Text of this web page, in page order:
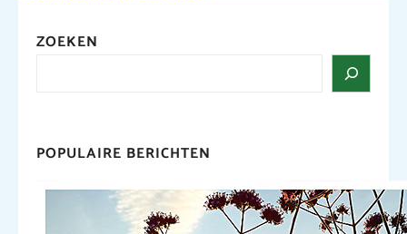
ZOEKEN
POPULAIRE BERICHTEN